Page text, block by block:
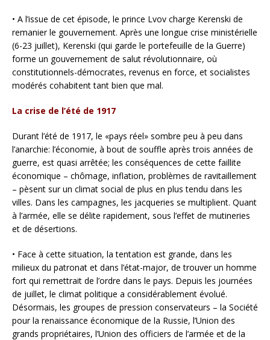
• A l’issue de cet épisode, le prince Lvov charge Kerenski de
remanier le gouvernement. Après une longue crise ministérielle
(6-23 juillet), Kerenski (qui garde le portefeuille de la Guerre)
forme un gouvernement de salut révolutionnaire, où
constitutionnels-démocrates, revenus en force, et socialistes
modérés cohabitent tant bien que mal.
La crise de l’été de 1917
Durant l’été de 1917, le «pays réel» sombre peu à peu dans
l’anarchie: l’économie, à bout de souffle après trois années de
guerre, est quasi arrêtée; les conséquences de cette faillite
économique – chômage, inflation, problèmes de ravitaillement
– pèsent sur un climat social de plus en plus tendu dans les
villes. Dans les campagnes, les jacqueries se multiplient. Quant
à l’armée, elle se délite rapidement, sous l’effet de mutineries
et de désertions.
• Face à cette situation, la tentation est grande, dans les
milieux du patronat et dans l’état-major, de trouver un homme
fort qui remettrait de l’ordre dans le pays. Depuis les journées
de juillet, le climat politique a considérablement évolué.
Désormais, les groupes de pression conservateurs – la Société
pour la renaissance économique de la Russie, l’Union des
grands propriétaires, l’Union des officiers de l’armée et de la